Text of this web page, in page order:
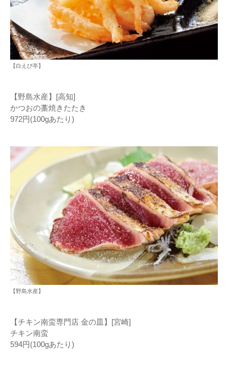
【白えび亭】
【野島水産】[高知]
かつおの藁焼きたたき
972円(100gあたり)
【野島水産】
【チキン南蛮専門店 金の皿】[宮崎]
チキン南蛮
594円(100gあたり)